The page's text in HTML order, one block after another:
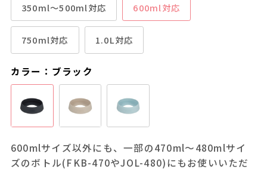
350ml～500ml対応 600ml対応
750ml対応 1.0L対応
カラー：ブラック
600mlサイズ以外にも、一部の470ml～480mlサイ
ズのボトル(FKB-470やJOL-480)にもお使いいただ